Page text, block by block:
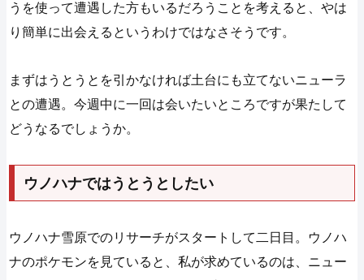
うを使って遭遇した方もいるだろうことを考えると、やは
り簡単に出会えるというわけではなさそうです。
まずはうとうとを引かなければ土台にも立てないニューラ
との遭遇。今週中に一回は会いたいところですが果たして
どうなるでしょうか。
ウノハナではうとうとしたい
ウノハナ雪原でのリサーチがスタートして二日目。ウノハ
ナのポケモンを見ていると、私が求めているのは、ニュー